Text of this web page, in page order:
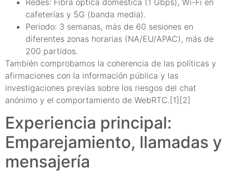
cafeterías y 5G (banda media).
Periodo: 3 semanas, más de 60 sesiones en
diferentes zonas horarias (NA/EU/APAC), más de
200 partidos.
También comprobamos la coherencia de las políticas y
afirmaciones con la información pública y las
investigaciones previas sobre los riesgos del chat
anónimo y el comportamiento de WebRTC.[1][2]
Experiencia principal:
Emparejamiento, llamadas y
mensajería